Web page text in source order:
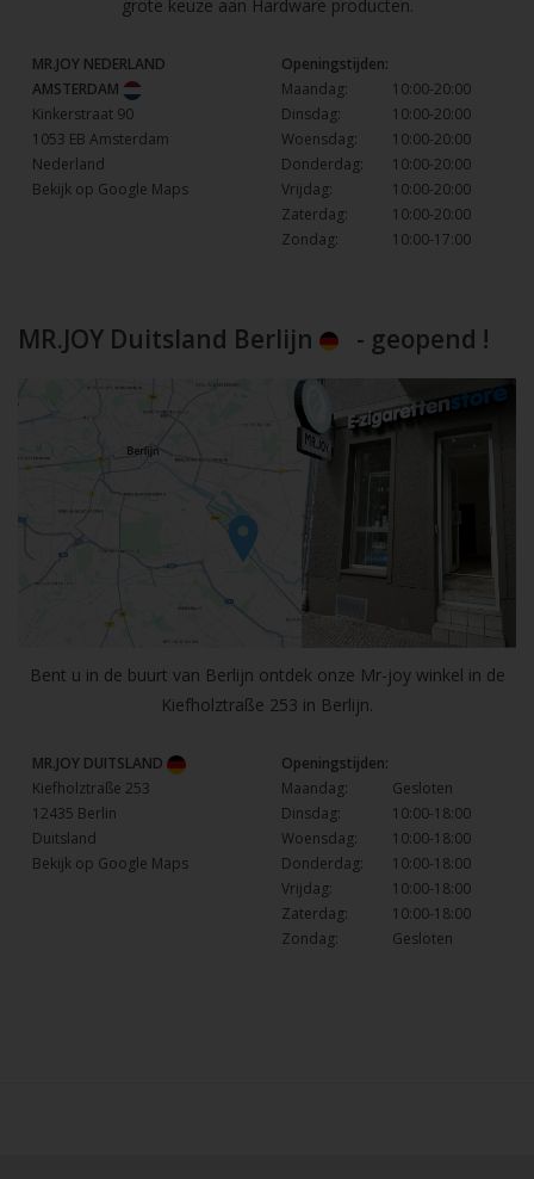
grote keuze aan Hardware producten.
MR.JOY NEDERLAND
AMSTERDAM
Kinkerstraat 90
1053 EB Amsterdam
Nederland
Bekijk op Google Maps
Openingstijden:
Maandag:
10:00-20:00
Dinsdag:
10:00-20:00
Woensdag:
10:00-20:00
Donderdag:
10:00-20:00
Vrijdag:
10:00-20:00
Zaterdag:
10:00-20:00
Zondag:
10:00-17:00
MR.JOY Duitsland Berlijn - geopend !
Bent u in de buurt van Berlijn ontdek onze Mr-joy winkel in de
Kiefholztraße 253 in Berlijn.
MR.JOY DUITSLAND
Kiefholztraße 253
12435 Berlin
Duitsland
Bekijk op Google Maps
Openingstijden:
Maandag:
Gesloten
Dinsdag:
10:00-18:00
Woensdag:
10:00-18:00
Donderdag:
10:00-18:00
Vrijdag:
10:00-18:00
Zaterdag:
10:00-18:00
Zondag:
Gesloten